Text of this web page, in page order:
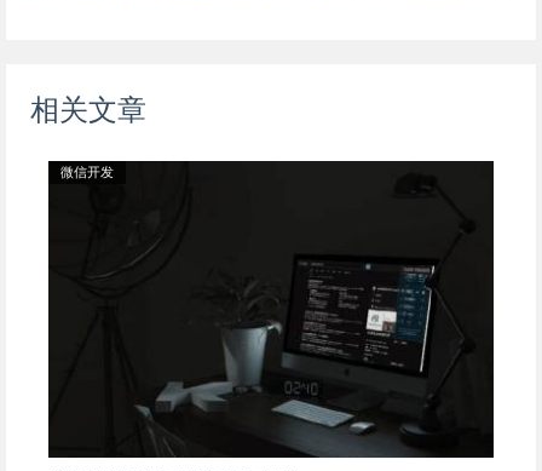
相关文章
微信开发